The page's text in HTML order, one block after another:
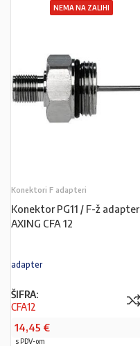
NEMA NA ZALIHI
Konektori F adapteri
Konektor PG11 / F-ž adapter
AXING CFA 12
adapter
ŠIFRA:
CFA12
14,45 €
s PDV-om